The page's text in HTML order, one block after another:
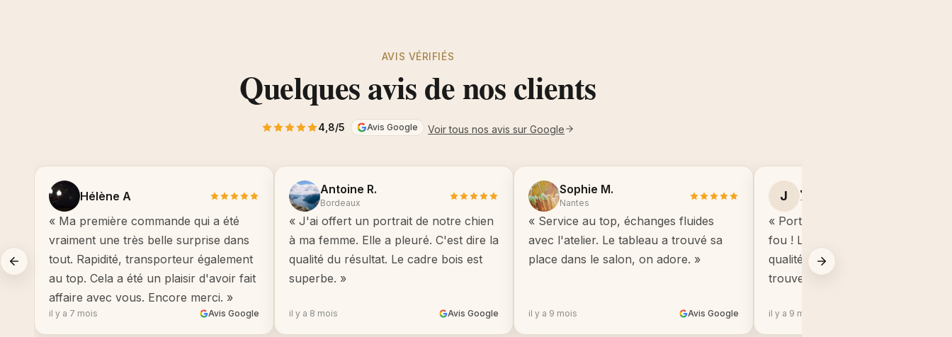
AVIS VÉRIFIÉS
Quelques avis de nos clients
4,8/5 Avis Google Voir tous nos avis sur Google
Hélène A
« Ma première commande qui a été
vraiment une très belle surprise dans
tout. Rapidité, transporteur également
au top. Cela a été un plaisir d'avoir fait
affaire avec vous. Encore merci. »
il y a 7 mois Avis Google
Antoine R.
Bordeaux
« J'ai offert un portrait de notre chien
à ma femme. Elle a pleuré. C'est dire la
qualité du résultat. Le cadre bois est
superbe. »
il y a 8 mois Avis Google
Sophie M.
Nantes
« Service au top, échanges fluides
avec l'atelier. Le tableau a trouvé sa
place dans le salon, on adore. »
il y a 9 mois Avis Google
J Julie B.
Toulouse
« Portrait manga de mon fils, il
fou ! Le cadre est de très bonne
qualité, beaucoup mieux que ce
trouve en grande surface. »
il y a 9 mois